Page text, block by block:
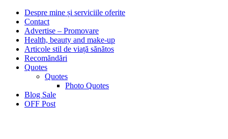
Despre mine și serviciile oferite
Contact
Advertise – Promovare
Health, beauty and make-up
Articole stil de viață sănătos
Recomăndări
Quotes
Quotes
Photo Quotes
Blog Sale
OFF Post